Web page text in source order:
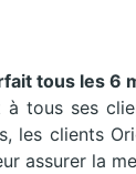
tous les 6
à tous ses
les clients
assurer la